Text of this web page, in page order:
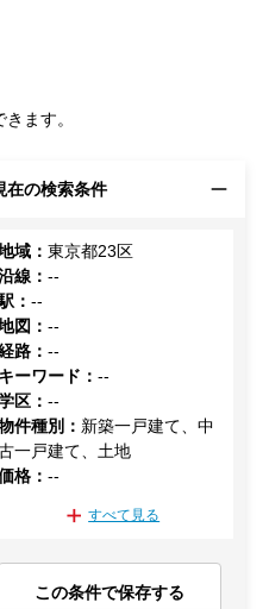
ます。
在の検索条件
域 ：東京都23区
線 ：--
：--
図 ：--
路 ：--
キーワード ：--
区 ：--
件種別 ： 新築一戸建て、中
一戸建て、土地
格 ：--
すべて見る
この条件で保存する